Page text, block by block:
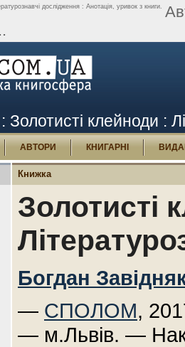
дослідження : Анотація, уривок з книги.
Золотисті клейноди :
АВТОРИ КНИГАРНІ
Книжка
Золотисті
Богдан
— СПОЛОМ,
— м.Львів. —